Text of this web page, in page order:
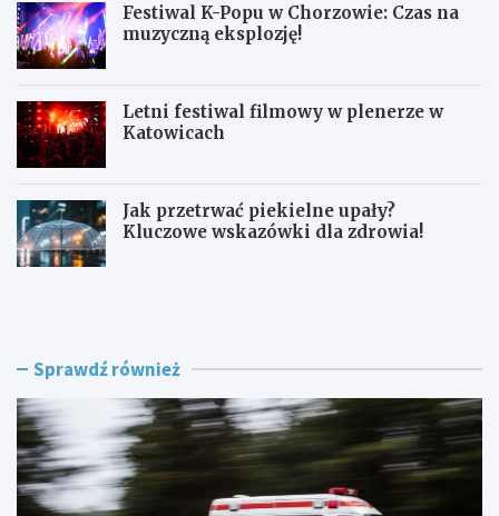
Festiwal K-Popu w Chorzowie: Czas na
muzyczną eksplozję!
Letni festiwal filmowy w plenerze w
Katowicach
Jak przetrwać piekielne upały?
Kluczowe wskazówki dla zdrowia!
L
K
t
o
w
i
c
F
w
l
K
-
P
o
Sprawdź również